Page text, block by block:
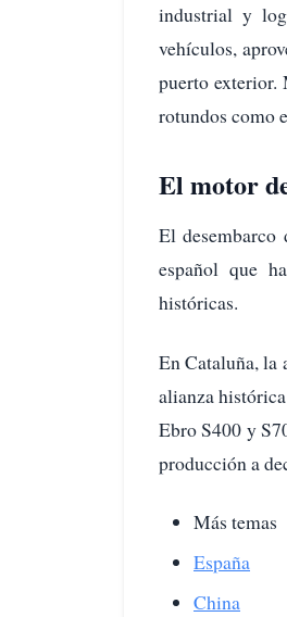
industrial y
vehículos,
puerto exterior.
rotundos como
El motor
El
español que
históricas.
En Cataluña, la
alianza
Ebro S400 y
producción a
Más temas
España
China